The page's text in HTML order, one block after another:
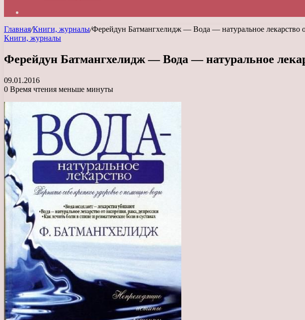
Главная/Книги, журналы/Ферейдун Батмангхелидж — Вода — натуральное лекарство
Книги, журналы
Ферейдун Батмангхелидж — Вода — натуральное
09.01.2016
0 Время чтения меньше минуты